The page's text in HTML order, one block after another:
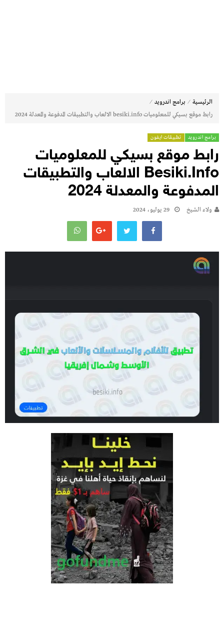
الرئيسية ⁄ برامج اندرويد ⁄
رابط موقع بسيكي للمعلوميات besiki.info الالعاب والتطبيقات المدفوعة والمعدلة 2024
برامج اندرويد تطبيقات ايفون
رابط موقع بسيكي للمعلوميات
Besiki.info الالعاب والتطبيقات
المدفوعة والمعدلة 2024
ولاء الشيخ 29 يوليو، 2024